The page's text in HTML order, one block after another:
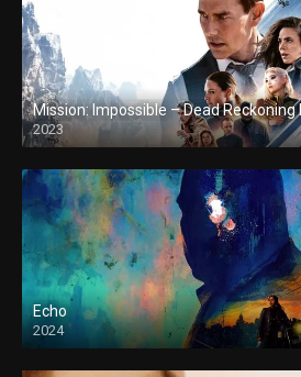
Mission: Impossible – Dead Reckoning
2023
Echo
2024